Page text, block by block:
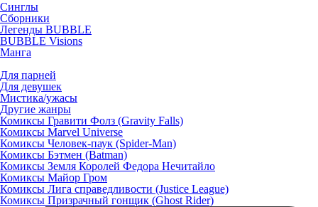
Синглы
Сборники
Легенды BUBBLE
BUBBLE Visions
Манга
Для парней
Для девушек
Мистика/ужасы
Другие жанры
Комиксы Гравити Фолз (Gravity Falls)
Комиксы Marvel Universe
Комиксы Человек-паук (Spider-Man)
Комиксы Бэтмен (Batman)
Комиксы Земля Королей Федора Нечитайло
Комиксы Майор Гром
Комиксы Лига справедливости (Justice League)
Комиксы Призрачный гонщик (Ghost Rider)